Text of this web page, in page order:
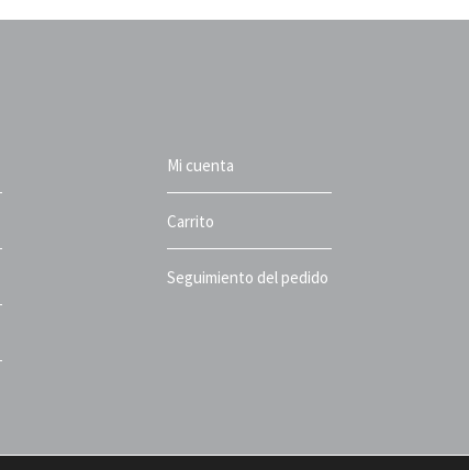
Mi cuenta
Carrito
Seguimiento del pedido